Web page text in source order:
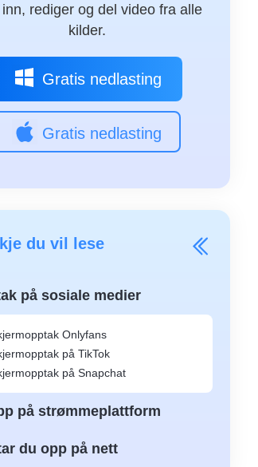
rediger og del video fra alle
kilder.
Gratis nedlasting
Gratis nedlasting
du vil lese
på sosiale medier
Onlyfans
på TikTok
på Snapchat
på strømmeplattform
du opp på nett